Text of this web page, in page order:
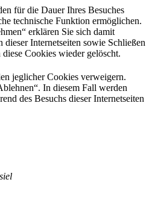
für die Dauer Ihres Besuches
technische Funktion ermöglichen.
erklären Sie sich damit
dieser Internetseiten sowie Schließen
Cookies wieder gelöscht.
jeglicher Cookies verweigern.
In diesem Fall werden
des Besuchs dieser Internetseiten